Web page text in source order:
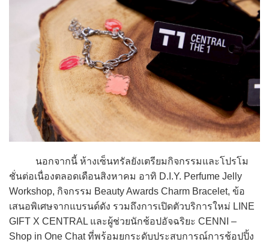
นอกจากนี้ ห้างเซ็นทรัลยังเตรียมกิจกรรมและโปรโม
ชั่นต่อเนื่องตลอดเดือนสิงหาคม อาทิ D.I.Y. Perfume Jelly
Workshop, กิจกรรม Beauty Awards Charm Bracelet, ข้อ
เสนอพิเศษจากแบรนด์ดัง รวมถึงการเปิดตัวบริการใหม่ LINE
GIFT X CENTRAL และผู้ช่วยนักช้อปอัจฉริยะ CENNI –
Shop in One Chat ที่พร้อมยกระดับประสบการณ์การช้อปปิ้ง